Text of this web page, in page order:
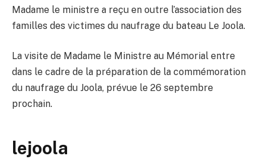
Madame le ministre a reçu en outre l’association des
familles des victimes du naufrage du bateau Le Joola.
La visite de Madame le Ministre au Mémorial entre
dans le cadre de la préparation de la commémoration
du naufrage du Joola, prévue le 26 septembre
prochain.
lejoola